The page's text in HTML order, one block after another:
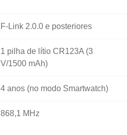
F-Link 2.0.0 e posteriores
1 pilha de lítio CR123A (3
V/1500 mAh)
4 anos (no modo Smartwatch)
868,1 MHz